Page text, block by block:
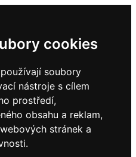
cookies
soubory
nástroje s cílem
prostředí,
obsahu a reklam,
stránek a